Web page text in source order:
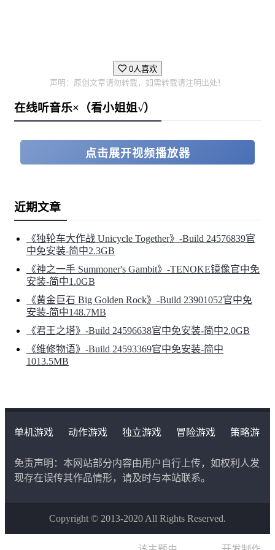
0人喜欢
声明：原创文章请勿转载，如需转载请注明出处！
在线听音乐×（看小姐姐√）
点击展开视频播放器
近期文章
《独轮车大作战 Unicycle Together》-Build 24576839官
中免安装-简中2.3GB
《神之一手 Summoner's Gambit》-TENOKE镜像官中免
安装-简中1.0GB
《黄金巨石 Big Golden Rock》-Build 23901052官中免
安装-简中148.7MB
《君王之塔》-Build 24596638官中免安装-简中2.0GB
《维修物语》-Build 24593369官中免安装-简中
1013.5MB
单机游戏 动作游戏 独立游戏 冒险游戏
策略游
免责声明：本网站部分内容由用户自行上传，如权利人发
现存在误传其作品情形，请及时与本站联系。
Copyright © 2013-2020 All Rights Reserved.